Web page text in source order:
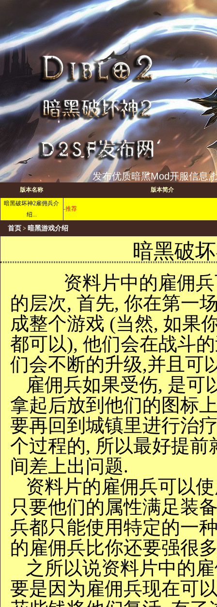
发布优质暗黑Mod开服信息,
版本名称
版本简介
暗黑破坏神2雇佣兵介
绍...
-推荐
首页 > 暗黑游戏介绍
暗黑破
资料片中的雇佣兵
的层次, 首先, 你在第一
成整个游戏 (当然, 如果
都可以), 他们会在战斗
们会不断的升级,并且可
雇佣兵如果受伤, 是可
拿起后放到他们的图标
要再回到城镇里进行治
个过程的, 所以最好提
间差上出问题.
资料片的雇佣兵可以
只要他们的属性满足装
兵都只能使用特定的一
的雇佣兵比你还要强很
之所以说资料片中的
要是因为雇佣兵现在可